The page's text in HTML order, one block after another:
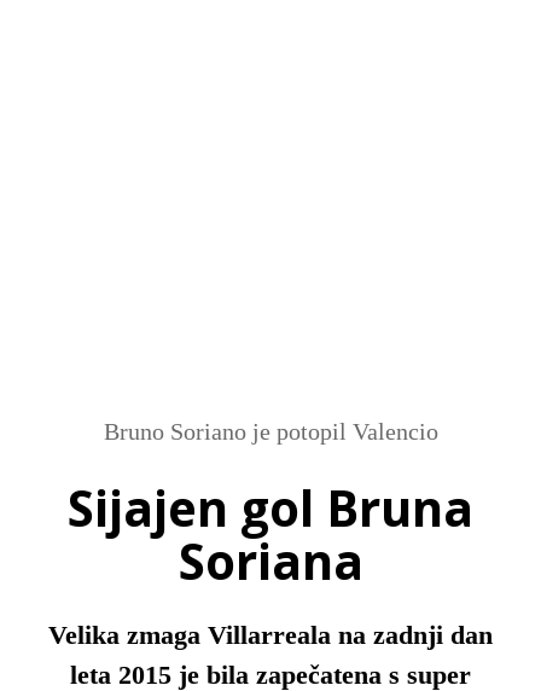
Bruno Soriano je potopil Valencio
Sijajen gol Bruna
Soriana
Velika zmaga Villarreala na zadnji dan
leta 2015 je bila zapečatena s super